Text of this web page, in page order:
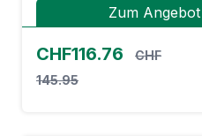
Zum Angebot
CHF116.76
CHF
145.95